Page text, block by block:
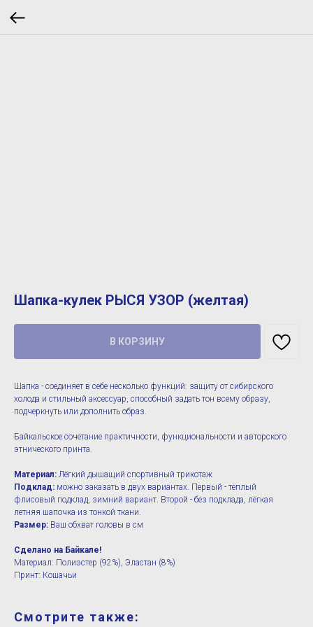
Шапка-кулек РЫСЯ УЗОР (желтая)
В КОРЗИНУ
Шапка - соединяет в себе несколько функций: защиту от сибирского
холода и стильный аксессуар, способный задать тон всему образу,
подчеркнуть или дополнить образ.
Байкальское сочетание практичности, функциональности и авторского
этнического принта.
Материал: Лёгкий дышащий спортивный трикотаж
Подклад: можно заказать в двух вариантах. Первый - тёплый
флисовый подклад, зимний вариант. Второй - без подклада, лёгкая
летняя шапочка из тонкой ткани.
Размер: Ваш обхват головы в см
Сделано на Байкале!
Материал: Полиэстер (92%), Эластан (8%)
Принт: Кошачьи
Смотрите также: